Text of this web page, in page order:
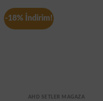
-18% İndirim!
AHD SETLER MAĞAZA